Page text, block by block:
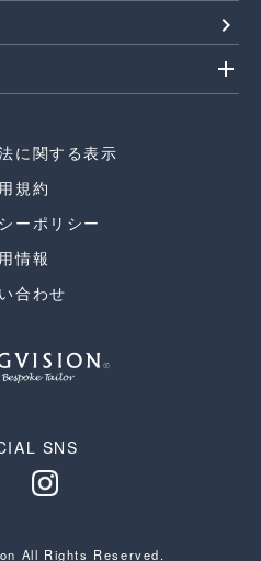
navigate_next
add
に関する表示
規約
ーポリシー
情報
合わせ
SNS
All Rights Reserved.